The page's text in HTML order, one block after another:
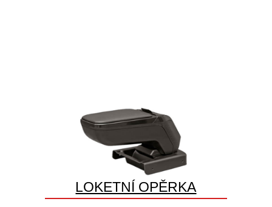
LOKETNÍ OPĚRKA